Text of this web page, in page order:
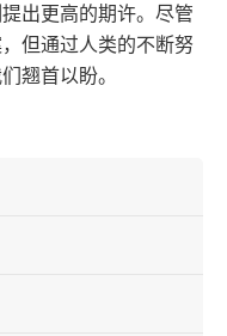
出更高的期许。尽管
但通过人类的不断努
翘首以盼。